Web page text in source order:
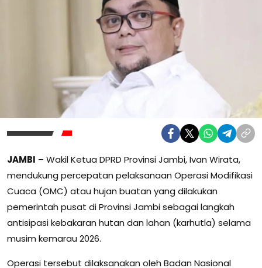
JAMBI – Wakil Ketua DPRD Provinsi Jambi, Ivan Wirata,
mendukung percepatan pelaksanaan Operasi Modifikasi
Cuaca (OMC) atau hujan buatan yang dilakukan
pemerintah pusat di Provinsi Jambi sebagai langkah
antisipasi kebakaran hutan dan lahan (karhutla) selama
musim kemarau 2026.
Operasi tersebut dilaksanakan oleh Badan Nasional